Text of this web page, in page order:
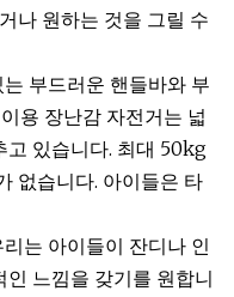
나 원하는 것을 그릴 수
부드러운 핸들바와 부
용 장난감 자전거는 넓
고 있습니다. 최대 50kg
없습니다. 아이들은 타
는 아이들이 잔디나 인
느낌을 갖기를 원합니